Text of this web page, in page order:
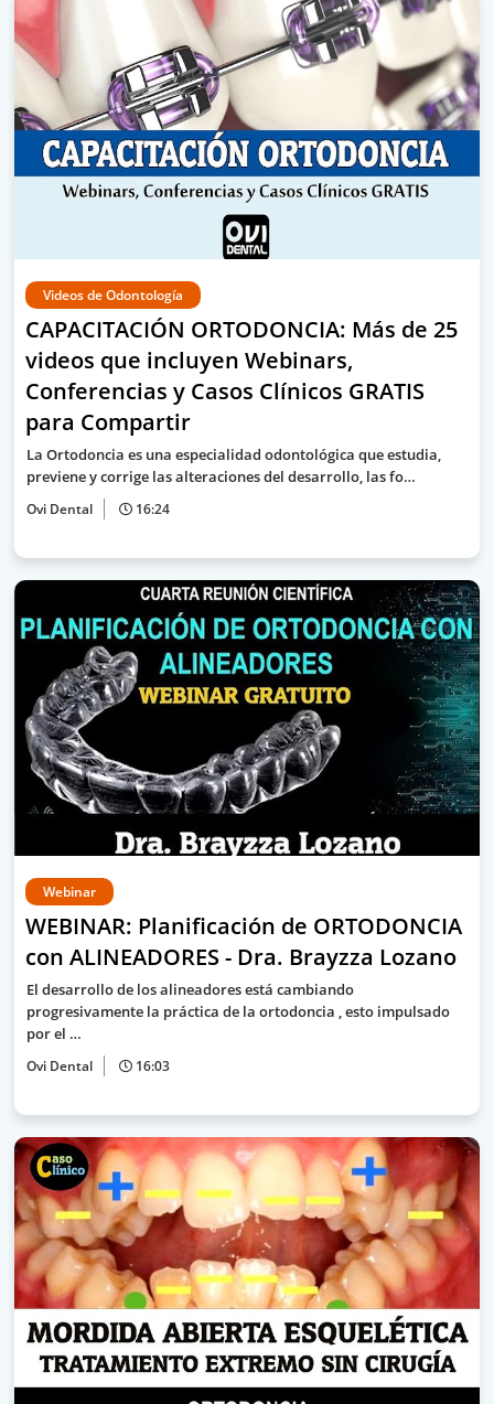
Videos de Odontología
CAPACITACIÓN ORTODONCIA: Más de 25
videos que incluyen Webinars,
Conferencias y Casos Clínicos GRATIS
para Compartir
La Ortodoncia es una especialidad odontológica que estudia,
previene y corrige las alteraciones del desarrollo, las fo…
Ovi Dental 16:24
Webinar
WEBINAR: Planificación de ORTODONCIA
con ALINEADORES - Dra. Brayzza Lozano
El desarrollo de los alineadores está cambiando
progresivamente la práctica de la ortodoncia , esto impulsado
por el …
Ovi Dental 16:03